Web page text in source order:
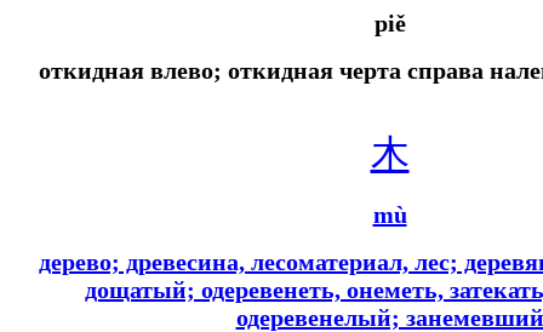
piě
откидная влево; откидная черта справа
木
mù
дерево; древесина, лесоматериал, лес;
дощатый; одеревенеть, онеметь,
одеревенелый; занемевший